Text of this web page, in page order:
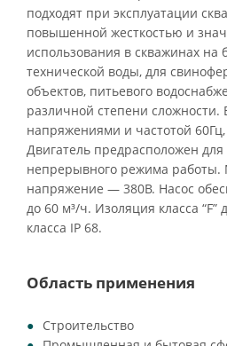
подходят при эксплуатации
повышенной жесткостью и
использования в скважинах
технической воды, для
объектов, питьевого
различной степени
напряжениями и частотой
Двигатель предрасположен
непрерывного режима работы.
напряжение — 380В. Насос
до 60 м³/ч. Изоляция класса “F”
класса IP 68.
Область применения
Строительство